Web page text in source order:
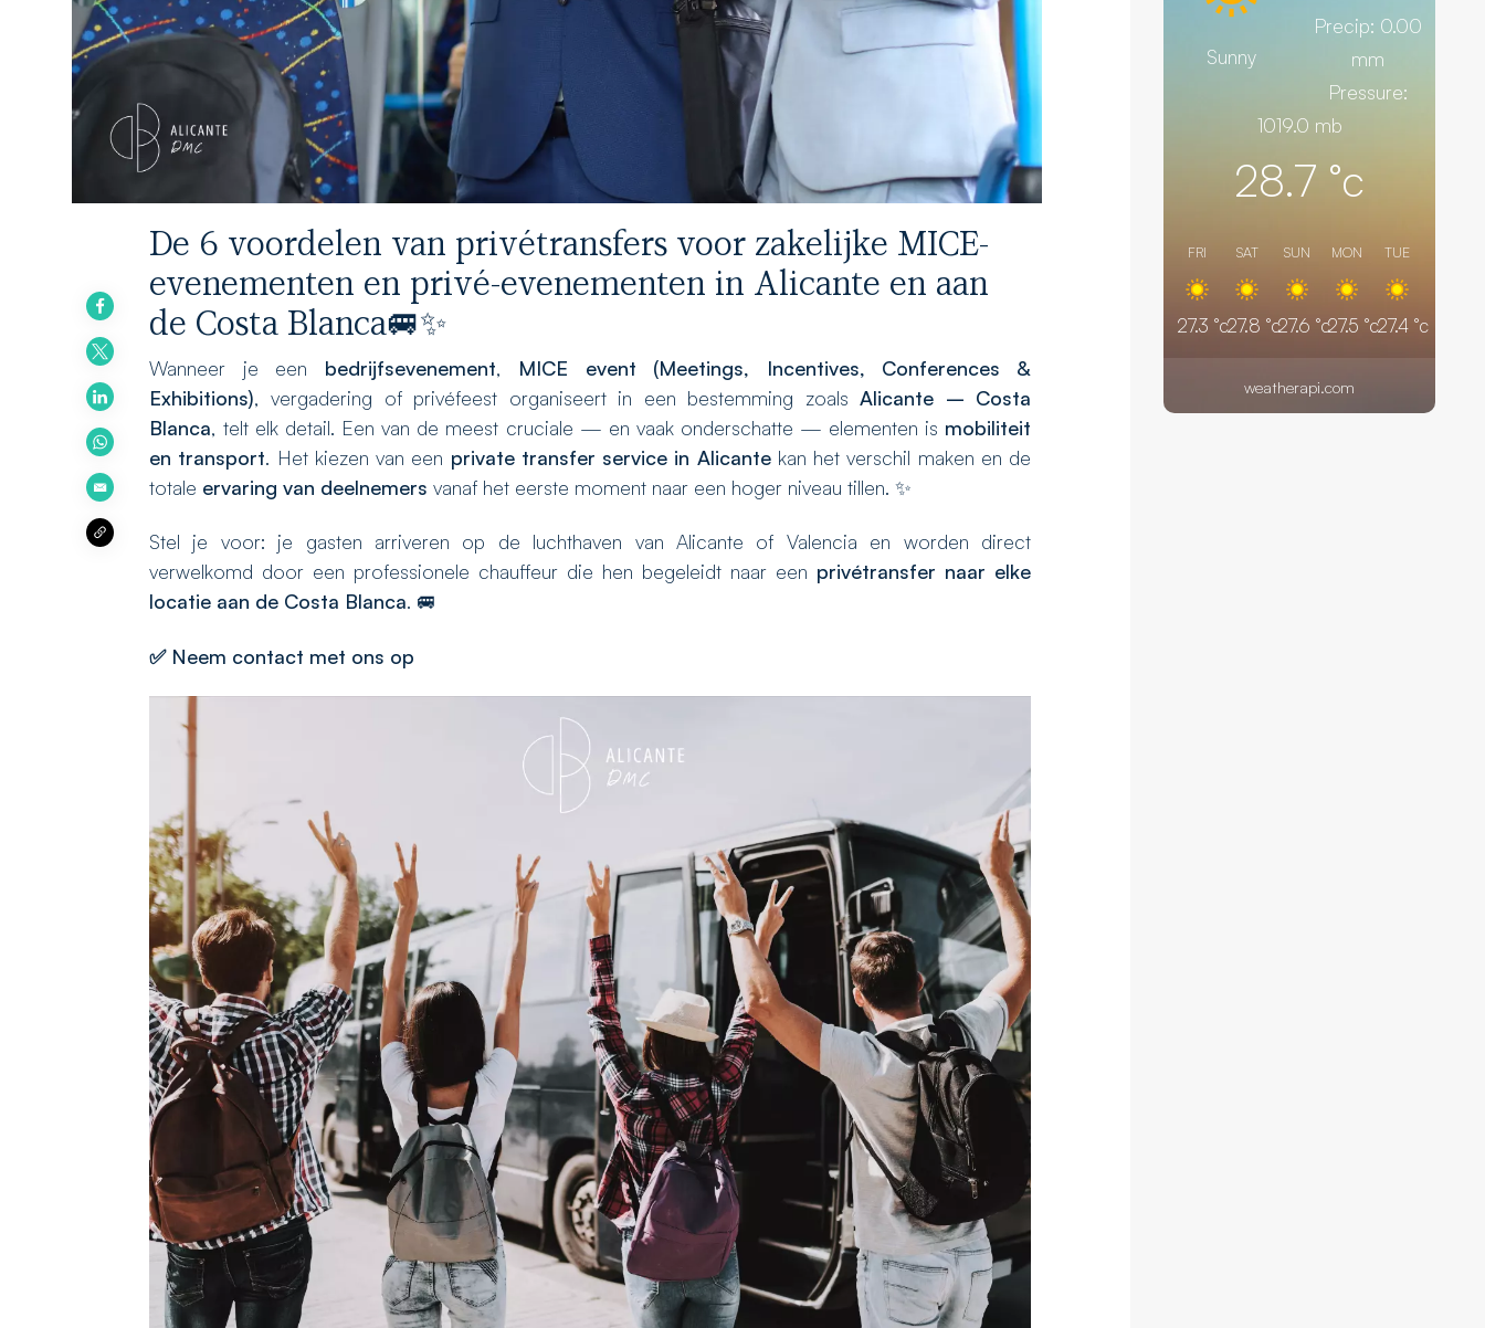
De 6 voordelen van privétransfers voor zakelijke MICE-
evenementen en privé-evenementen in Alicante en aan
de Costa Blanca🚐✨
Wanneer je een bedrijfsevenement, MICE event (Meetings, Incentives, Conferences &
Exhibitions), vergadering of privéfeest organiseert in een bestemming zoalsAlicante – Costa
Blanca, telt elk detail. Een van de meest cruciale — en vaak onderschatte — elementen is mobiliteit
en transport. Het kiezen van een private transfer service in Alicantekan het verschil maken en de
totale ervaring van deelnemers vanaf het eerste moment naar een hoger niveau tillen. ✨
Stel je voor: je gasten arriveren op de luchthaven van Alicante of Valencia en worden direct
verwelkomd door een professionele chauffeur die hen begeleidt naar een privétransfer naar elke
locatie aan de Costa Blanca. 🚐
✅ Neem contact met ons op
Sunny
Precip: 0.00
mm
Pressure:
1019.0 mb
28.7 °c
FRI
27.3 °c
SAT
27.8 °c
SUN
27.6 °c
MON
27.5 °c
TUE
27.4°c
weatherapi.com